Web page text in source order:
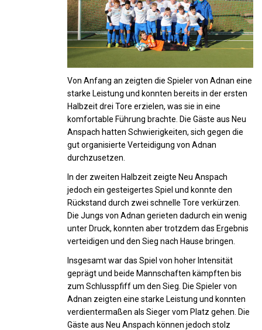
Von Anfang an zeigten die Spieler von Adnan eine
starke Leistung und konnten bereits in der ersten
Halbzeit drei Tore erzielen, was sie in eine
komfortable Führung brachte. Die Gäste aus Neu
Anspach hatten Schwierigkeiten, sich gegen die
gut organisierte Verteidigung von Adnan
durchzusetzen.
In der zweiten Halbzeit zeigte Neu Anspach
jedoch ein gesteigertes Spiel und konnte den
Rückstand durch zwei schnelle Tore verkürzen.
Die Jungs von Adnan gerieten dadurch ein wenig
unter Druck, konnten aber trotzdem das Ergebnis
verteidigen und den Sieg nach Hause bringen.
Insgesamt war das Spiel von hoher Intensität
geprägt und beide Mannschaften kämpften bis
zum Schlusspfiff um den Sieg. Die Spieler von
Adnan zeigten eine starke Leistung und konnten
verdientermaßen als Sieger vom Platz gehen. Die
Gäste aus Neu Anspach können jedoch stolz